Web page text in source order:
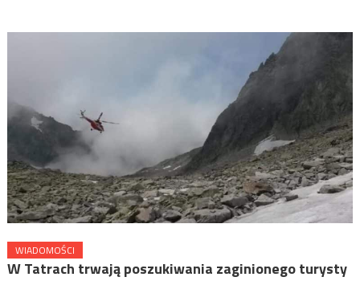
WIADOMOŚCI
W Tatrach trwają poszukiwania zaginionego turysty